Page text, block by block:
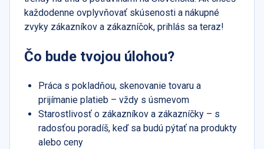
každodenne ovplyvňovať skúsenosti a nákupné
zvyky zákazníkov a zákazníčok, prihlás sa teraz!
Čo bude tvojou úlohou?
Práca s pokladňou, skenovanie tovaru a
prijímanie platieb – vždy s úsmevom
Starostlivosť o zákazníkov a zákazníčky – s
radosťou poradíš, keď sa budú pýtať na produkty
alebo ceny